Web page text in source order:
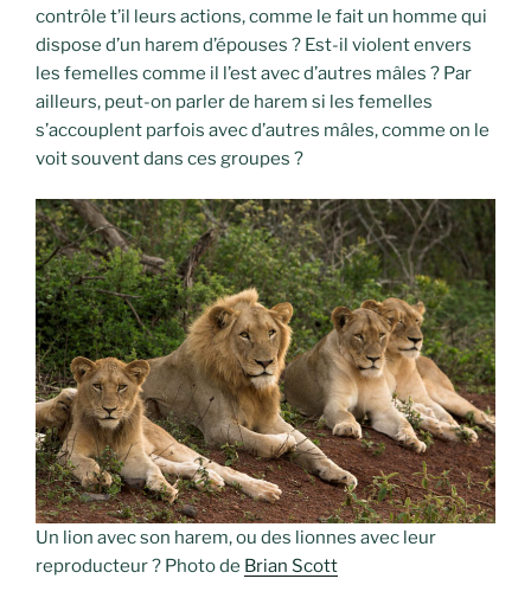
contrôle t’il leurs actions, comme le fait un homme qui
dispose d’un harem d’épouses ? Est-il violent envers
les femelles comme il l’est avec d’autres mâles ? Par
ailleurs, peut-on parler de harem si les femelles
s’accouplent parfois avec d’autres mâles, comme on le
voit souvent dans ces groupes ?
Un lion avec son harem, ou des lionnes avec leur
reproducteur ? Photo de Brian Scott